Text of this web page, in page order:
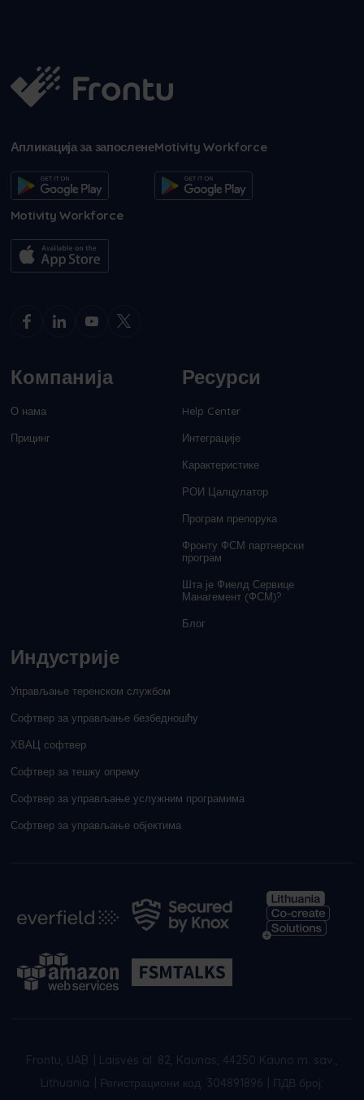
Апликација за запосленеMotivity Workforce
Motivity Workforce
Компанија
О нама
Прицинг
Ресурси
Help Center
Интеграције
Карактеристике
РОИ Цалцулатор
Програм препорука
Фронту ФСМ партнерски
програм
Шта је Фиелд Сервице
Манагемент (ФСМ)?
Блог
Индустрије
Управљање теренском службом
Софтвер за управљање безбедношћу
ХВАЦ софтвер
Софтвер за тешку опрему
Софтвер за управљање услужним програмима
Софтвер за управљање објектима
Frontu, UAB
Laisvės al. 82, Kaunas, 44250 Kauno m. sav.,
Lithuania
Регистрациони код: 304891896
ПДВ број: